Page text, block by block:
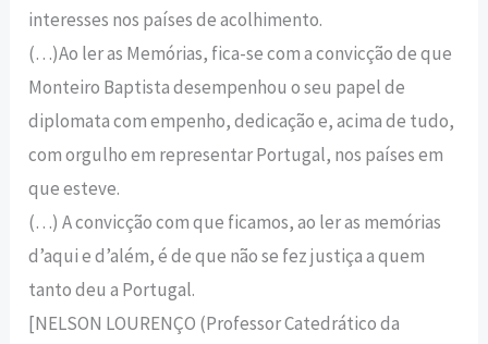
interesses nos países de acolhimento.
(…)Ao ler as Memórias, fica-se com a convicção de que
Monteiro Baptista desempenhou o seu papel de
diplomata com empenho, dedicação e, acima de tudo,
com orgulho em representar Portugal, nos países em
que esteve.
(…) A convicção com que ficamos, ao ler as memórias
d’aqui e d’além, é de que não se fez justiça a quem
tanto deu a Portugal.
[NELSON LOURENÇO (Professor Catedrático da